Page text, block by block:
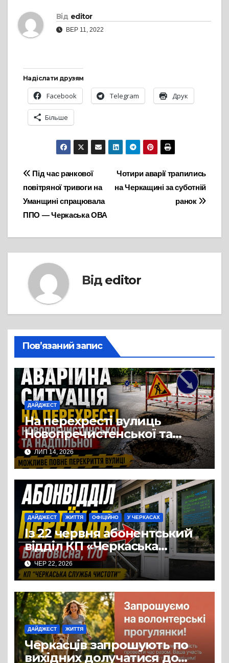
Від editor
ВЕР 11, 2022
Надіслати друзям
Facebook Telegram Друк
Більше
Навігація
записів
Чотири аварії трапились
на Черкащині за суботній
ранок
Під час ранкової
повітряної тривоги на
Уманщині спрацювала
ППО — Черкаська ОВА
Від editor
Пов’язаний запис
ДАЙДЖЕСТ
На перехресті вулиць
Новопречистенської та
Надпільної просів асфальт
над теплотрасою
ЛИП 14, 2026
ДАЙДЖЕСТ ЖИТТЯ ОФІЦІЙНО У ЧЕРКАСАХ
Із 22 червня абонентський
відділ КП «Черкаська
служба чистоти» працює за
новою адресою: вул.
Благовісна, 170
ЧЕР 22, 2026
ДАЙДЖЕСТ ЖИТТЯ
Черкасців запрошують по
вихідних долучатися до